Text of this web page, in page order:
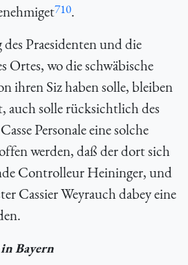
710.
Praesidenten und die
Ortes, wo die schwäbische
ihren Siz haben solle, bleiben
auch solle rücksichtlich des
Personale eine solche
werden, daß der dort sich
Controlleur Heininger, und
Cassier Weyrauch dabey eine
Bayern